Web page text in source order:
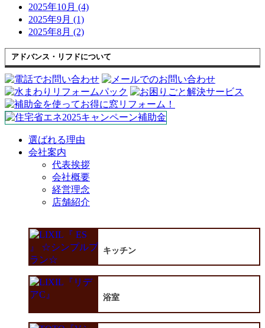
2025年10月 (4)
2025年9月 (1)
2025年8月 (2)
アドバンス・リフドについて
選ばれる理由
会社案内
代表挨拶
会社概要
経営理念
店舗紹介
キッチン
浴室